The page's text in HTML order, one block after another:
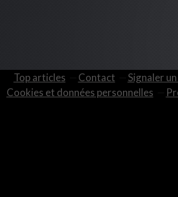
Top articles Contact Signaler
Cookies et données personnelles